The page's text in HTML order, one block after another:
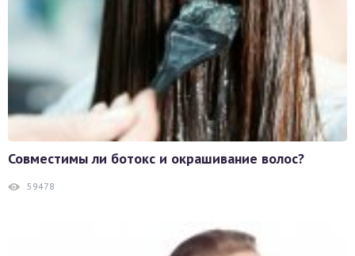
Совместимы ли ботокс и окрашивание волос?
59478